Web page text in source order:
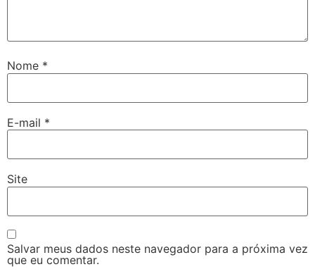
Nome *
E-mail *
Site
Salvar meus dados neste navegador para a próxima vez
que eu comentar.